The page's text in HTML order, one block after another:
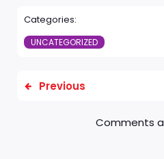
Categories:
UNCATEGORIZED
Previous
Comments